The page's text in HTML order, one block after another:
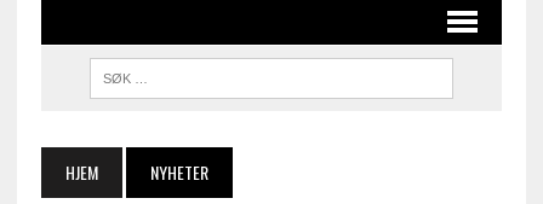
HJEM NYHETER